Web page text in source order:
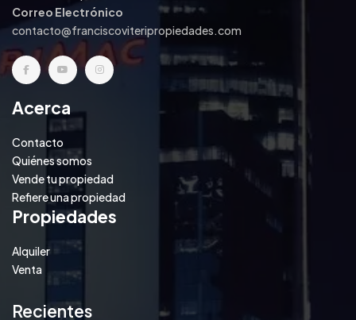
Correo Electrónico
contacto@franciscoviteripropiedades.com
Acerca
Contacto
Quiénes somos
Vende tu propiedad
Refiere una propiedad
Propiedades
Alquiler
Venta
Recientes